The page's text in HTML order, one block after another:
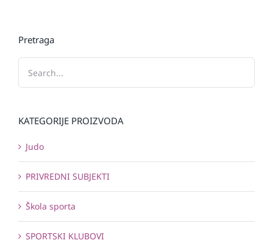
Pretraga
KATEGORIJE PROIZVODA
Judo
PRIVREDNI SUBJEKTI
Škola sporta
SPORTSKI KLUBOVI